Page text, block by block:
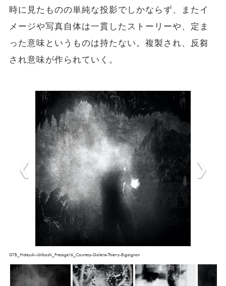
時に見たものの単純な投影でしかならず、またイ
メージや写真自体は一貫したストーリーや、定ま
った意味というものは持たない。複製され、反芻
され意味が作られていく。
GTB_Hideyuki-Ishibashi_Presage16_Courtesy-Galerie-Thierry-Bigaignon